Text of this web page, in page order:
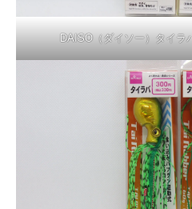
DAISO（ダイソー）タイラ